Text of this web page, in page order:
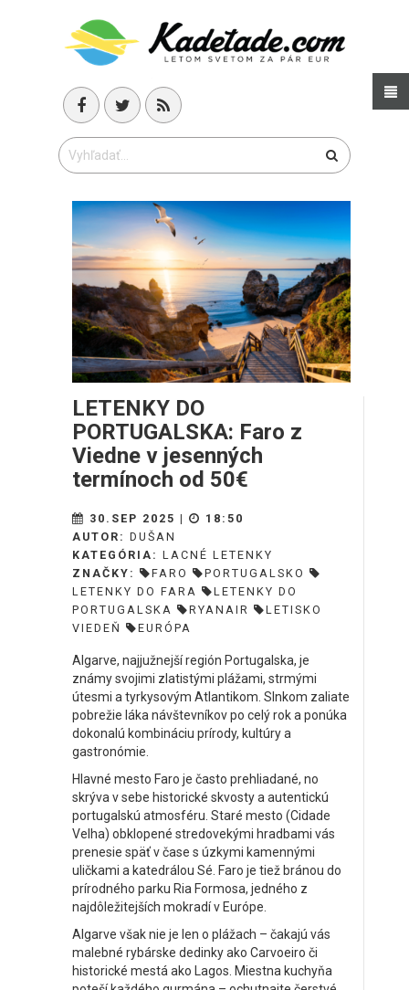
LETENKY DO
PORTUGALSKA: Faro z
Viedne v jesenných
termínoch od 50€
30.SEP 2025 |
18:50
AUTOR: DUŠAN
KATEGÓRIA: LACNÉ LETENKY
ZNAČKY:
FARO
PORTUGALSKO
LETENKY DO FARA
LETENKY DO
PORTUGALSKA
RYANAIR
LETISKO
VIEDEŇ
EURÓPA
Algarve, najjužnejší región Portugalska, je
známy svojimi zlatistými plážami, strmými
útesmi a tyrkysovým Atlantikom. Slnkom zaliate
pobrežie láka návštevníkov po celý rok a ponúka
dokonalú kombináciu prírody, kultúry a
gastronómie.
Hlavné mesto Faro je často prehliadané, no
skrýva v sebe historické skvosty a autentickú
portugalskú atmosféru. Staré mesto (Cidade
Velha) obklopené stredovekými hradbami vás
prenesie späť v čase s úzkymi kamennými
uličkami a katedrálou Sé. Faro je tiež bránou do
prírodného parku Ria Formosa, jedného z
najdôležitejších mokradí v Európe.
Algarve však nie je len o plážach – čakajú vás
malebné rybárske dedinky ako Carvoeiro či
historické mestá ako Lagos. Miestna kuchyňa